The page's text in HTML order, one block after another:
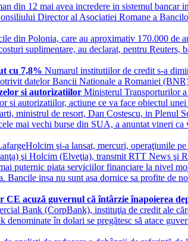
din 12 mai avea incredere in sistemul bancar
Director al Asociatiei Romane a
din Polonia, care au aproximativ 170.000 de
suplimentare, au declarat, pentru Reuters,
cu 7,8% Numarul institutiilor de credit s-a
datelor Bancii Nationale a Romaniei
si autorizatiilor Ministerul Transporturilor
autorizatiilor, actiune ce va face obiectul
ministrul de resort, Dan Costescu, in Plenul
mai vechi burse din SUA, a anuntat vineri
şi-a lansat, mercuri, operaţiunile
şi Holcim (Elveţia), transmit RTT News şi
puternic piata serviciilor financiare la nivel
Bancile insa nu sunt asa dornice sa profite de
acuză guvernul că întârzie înapoierea
Bank (CorpBank), instituţia de credit ale
în dolari se pregătesc să atace